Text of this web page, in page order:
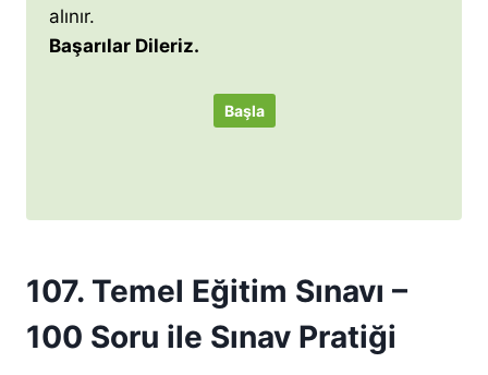
alınır.
Başarılar Dileriz.
107. Temel Eğitim Sınavı –
100 Soru ile Sınav Pratiği